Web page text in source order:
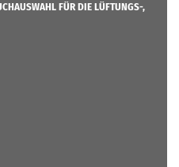
FÜR DIE LÜFTUNGS-,